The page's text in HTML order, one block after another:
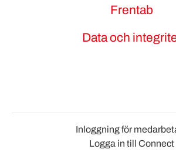
Frentab
Data och
Inloggning för
Logga in till Connect